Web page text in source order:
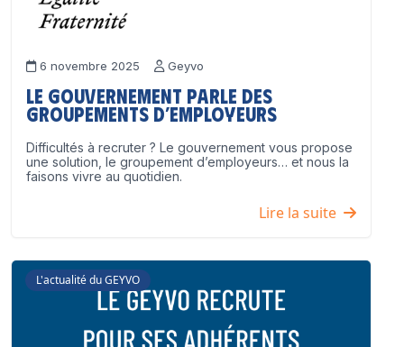
6 novembre 2025 Geyvo
Le Gouvernement parle des
groupements d’employeurs
Difficultés à recruter ? Le gouvernement vous propose
une solution, le groupement d’employeurs… et nous la
faisons vivre au quotidien.
Lire la suite
L'actualité du GEYVO